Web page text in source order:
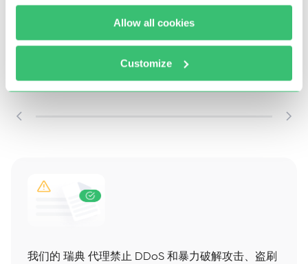
Allow all cookies
Customize
使用信誉良好的IP池轮换IP地址
多线程数据采集
我们的 瑞典 代理禁止 DDoS 和暴力破解攻击、盗刷